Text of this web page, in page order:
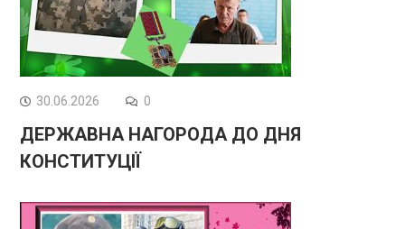
30.06.2026 0
ДЕРЖАВНА НАГОРОДА ДО ДНЯ
КОНСТИТУЦІЇ